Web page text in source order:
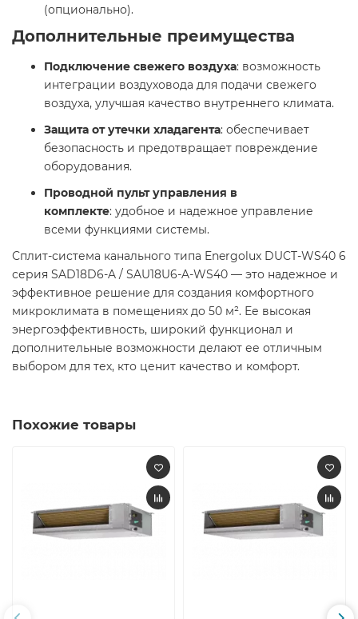
(опционально).
Дополнительные преимущества
Подключение свежего воздуха: возможность
интеграции воздуховода для подачи свежего
воздуха, улучшая качество внутреннего климата.
Защита от утечки хладагента: обеспечивает
безопасность и предотвращает повреждение
оборудования.
Проводной пульт управления в
комплекте: удобное и надежное управление
всеми функциями системы.
Сплит-система канального типа Energolux DUCT-WS40 6
серия SAD18D6-A / SAU18U6-A-WS40 — это надежное и
эффективное решение для создания комфортного
микроклимата в помещениях до 50 м². Ее высокая
энергоэффективность, широкий функционал и
дополнительные возможности делают ее отличным
выбором для тех, кто ценит качество и комфорт.
Похожие товары